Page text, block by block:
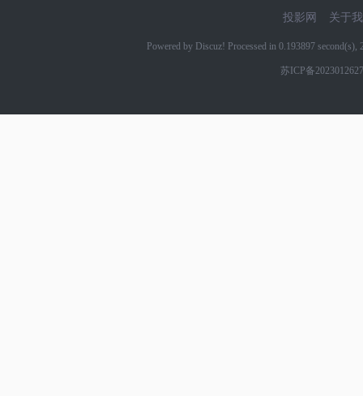
投影网 关于
Powered by Discuz! Processed in 0.193897
苏ICP备